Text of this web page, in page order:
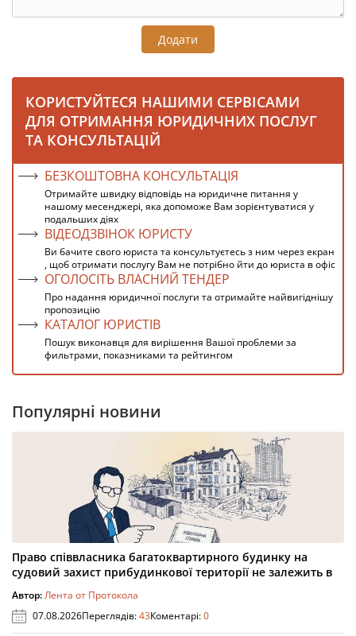
Додати
КОРИСТУЙТЕСЯ НАШИМИ СЕРВІСАМИ
ДЛЯ ОТРИМАННЯ ЮРИДИЧНИХ ПОСЛУГ
ТА КОНСУЛЬТАЦІЙ
БЕЗКОШТОВНА КОНСУЛЬТАЦІЯ
Отримайте швидку відповідь на юридичне питання у
нашому месенджері, яка допоможе Вам зорієнтуватися у
подальших діях
ВІДЕОДЗВІНОК ЮРИСТУ
Ви бачите свого юриста та консультуєтесь з ним через екран
, щоб отримати послугу Вам не потрібно йти до юриста в офіс
ОГОЛОСІТЬ ВЛАСНИЙ ТЕНДЕР
Про надання юридичної послуги та отримайте найвигіднішу
пропозицію
КАТАЛОГ ЮРИСТІВ
Пошук виконавця для вирішення Вашої проблеми за
фильтрами, показниками та рейтингом
Популярні новини
Право співвласника багатоквартирного будинку на
судовий захист прибудинкової території не залежить в
Автор:Лента от Протокола
07.08.2026Переглядів:43Коментарі:0